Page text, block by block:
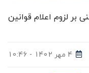
بر لزوم اعلام قوانین
4 مهر 1402 - 10:46